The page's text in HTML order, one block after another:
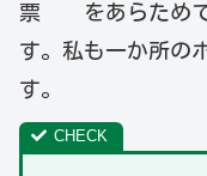
票 をあらためて
す。私も一か所の
す。